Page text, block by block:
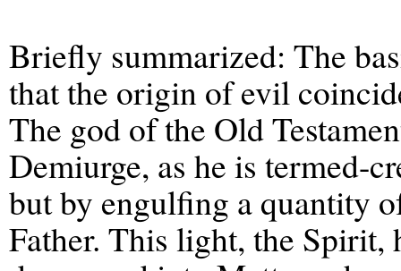
Briefly summarized: The
that the origin of evil
The god of the Old
Demiurge, as he is termed-
but by engulfing a quantity
Father. This light, the Spirit,